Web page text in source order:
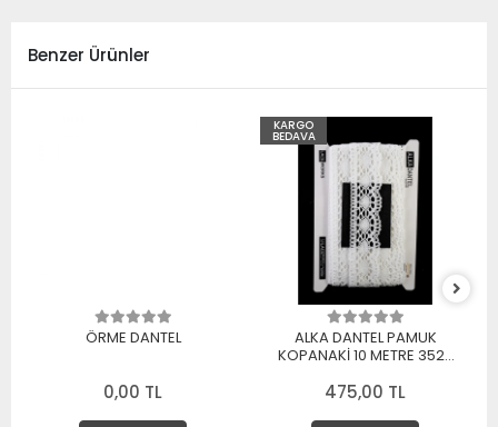
Benzer Ürünler
ÖRME DANTEL
0,00 TL
KARGO
BEDAVA
ALKA DANTEL PAMUK
KOPANAKİ 10 METRE 3520
475,00 TL